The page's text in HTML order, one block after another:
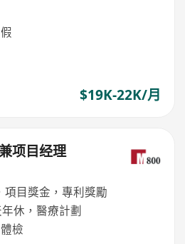
$19K-22K/月
项目经理
項目獎金，專利獎勵
休，醫療計劃
檢